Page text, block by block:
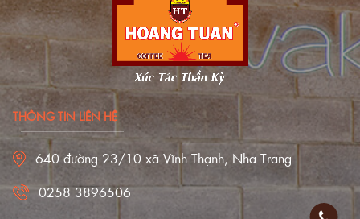
THÔNG TIN LIÊN HỆ
640 đường 23/10 xã Vĩnh Thạnh, Nha Trang
0258 3896506